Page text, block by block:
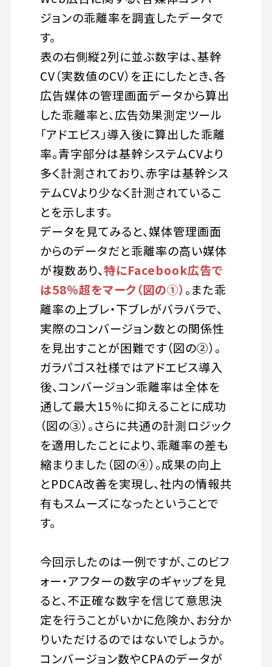
ジョンの乖離率を調査したデータで
す。
表の右側縦2列に並ぶ数字は、基幹
CV（実数値のCV）を正にしたとき、各
広告媒体の管理画面データから算出
した乖離率と、広告効果測定ツール
「アドエビス」導入後に算出した乖離
率。青字部分は基幹システムCVより
多く計測されており、赤字は基幹シス
テムCVより少なく計測されているこ
とを示します。
データを見てみると、媒体管理画面
からのデータだと乖離率の高い媒体
が複数あり、特にFacebook広告で
は58％超をマーク（図の①）。また乖
離率の上ブレ・下ブレがバラバラで、
実際のコンバージョン数との関係性
を見出すことが困難です（図の②）。
ガラパゴス社様ではアドエビス導入
後、コンバージョン乖離率は全体を
通して最大15％に抑えることに成功
（図の③）。さらに共通の計測ロジック
を適用したことにより、乖離率の差も
縮まりました（図の④）。成果の向上
とPDCA改善を実現し、社内の情報共
有もスムーズになったということで
す。
今回示したのは一例ですが、このビフ
ォー・アフターの数字のギャップを見
ると、不正確な数字を信じて意思決
定を行うことがいかに危険か、お分か
りいただけるのではないでしょうか。
コンバージョン数やCPAのデータが